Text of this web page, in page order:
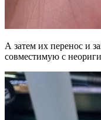
А затем их перенос и
совместимую с